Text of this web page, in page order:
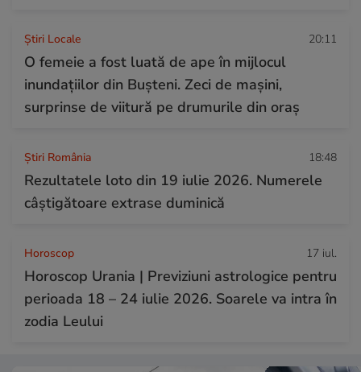
Știri Locale 20:11
O femeie a fost luată de ape în mijlocul
inundațiilor din Bușteni. Zeci de mașini,
surprinse de viitură pe drumurile din oraș
Știri România 18:48
Rezultatele loto din 19 iulie 2026. Numerele
câștigătoare extrase duminică
Horoscop 17 iul.
Horoscop Urania | Previziuni astrologice pentru
perioada 18 – 24 iulie 2026. Soarele va intra în
zodia Leului